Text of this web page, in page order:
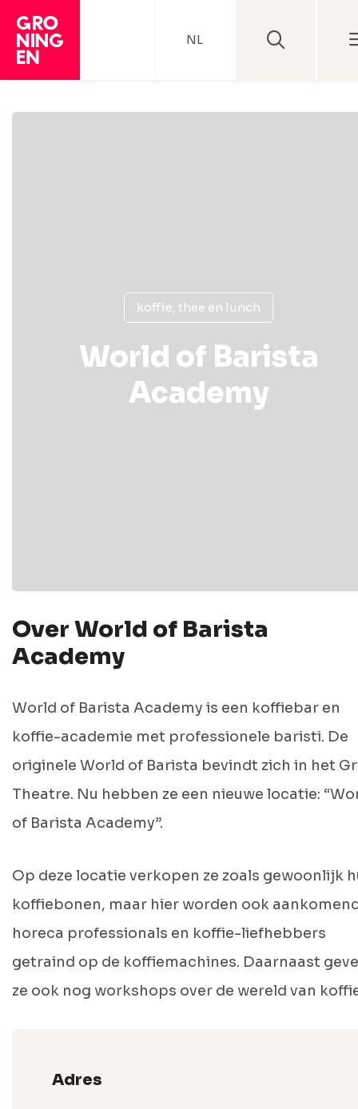
NL
koffie, thee en lunch
World of Barista
Academy
Over World of Barista
Academy
World of Barista Academy is een koffiebar en
koffie-academie met professionele baristi. De
originele World of Barista bevindt zich in het
Theatre. Nu hebben ze een nieuwe locatie:
of Barista Academy”.
Op deze locatie verkopen ze zoals gewoonlijk
koffiebonen, maar hier worden ook
horeca professionals en koffie-liefhebbers
getraind op de koffiemachines. Daarnaast
ze ook nog workshops over de wereld van
Adres